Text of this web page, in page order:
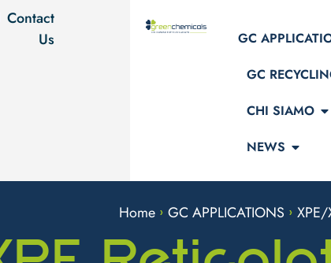
Contact
Us
GC
GC
CHI SIAMO
NEWS
Home > GC APPLICATIONS > XPE/